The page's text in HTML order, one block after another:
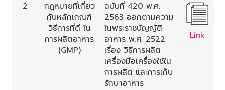
2
กฎหมายที่เกี่ยว
กับหลักเกณฑ์
วิธีการที่ดี ใน
การผลิตอาหาร
(GMP)
ฉบับที่ 420 พ.ศ.
2563 ออกตามความ
ในพระราชบัญญัติ
อาหาร พ.ศ. 2522
เรื่อง วิธีการผลิต
เครื่องมือเครื่องใช้ใน
การผลิต และการเก็บ
รักษาอาหาร
Link